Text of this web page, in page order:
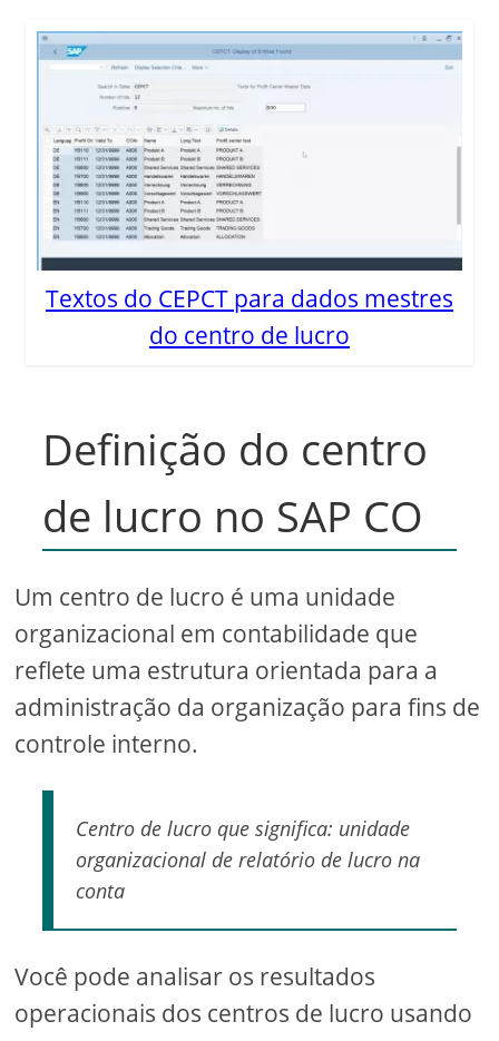
Textos do CEPCT para dados mestres
do centro de lucro
Definição do centro
de lucro no SAP CO
Um centro de lucro é uma unidade
organizacional em contabilidade que
reflete uma estrutura orientada para a
administração da organização para fins de
controle interno.
Centro de lucro que significa: unidade
organizacional de relatório de lucro na
conta
Você pode analisar os resultados
operacionais dos centros de lucro usando